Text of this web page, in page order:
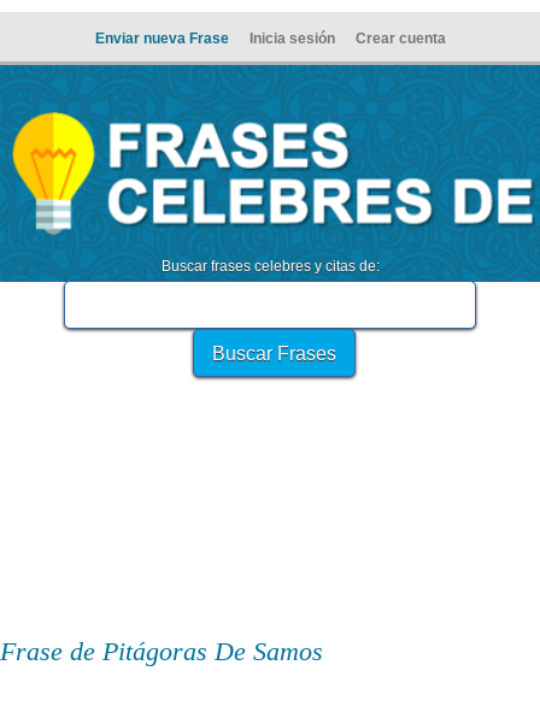
Enviar nueva Frase Inicia sesión Crear cuenta
Buscar frases celebres y citas de:
Frase de Pitágoras De Samos